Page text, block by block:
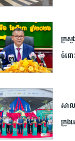
ក្រសួ
ចំពោះ​
សាល
ក្រុង​